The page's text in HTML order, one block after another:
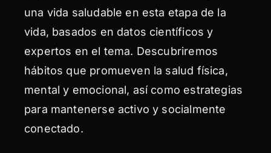
una vida saludable en esta etapa de la
vida, basados en datos científicos y
expertos en el tema. Descubriremos
hábitos que promueven la salud física,
mental y emocional, así como estrategias
para mantenerse activo y socialmente
conectado.